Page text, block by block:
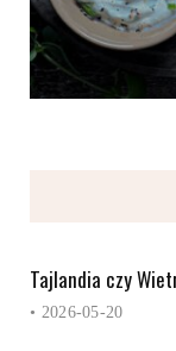
Tajlandia czy
• 2026-05-20